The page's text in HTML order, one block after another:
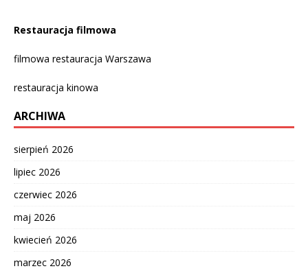
Restauracja filmowa
filmowa restauracja Warszawa
restauracja kinowa
ARCHIWA
sierpień 2026
lipiec 2026
czerwiec 2026
maj 2026
kwiecień 2026
marzec 2026